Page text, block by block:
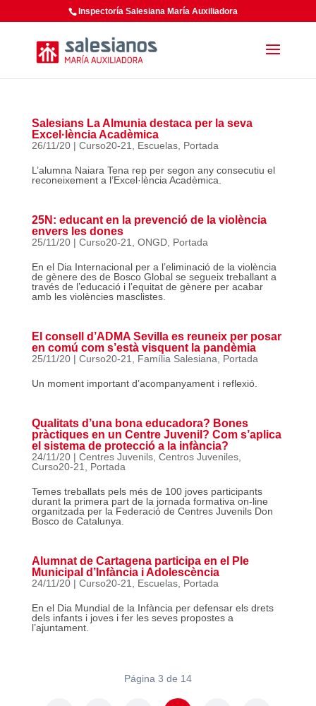
Inspectoría Salesiana María Auxiliadora
Salesians La Almunia destaca per la seva
Excel·lència Acadèmica
26/11/20| Curso20-21 Escuelas, Portada
L’alumna Naiara Tena rep per segon any consecutiu el
reconeixement a l’Excel·lència Acadèmica.
25N: educant en la prevenció de la violència
envers les dones
25/11/20| Curso20-21 ONGD, Portada
En el Dia Internacional per a l’eliminació de la violència
de gènere des de Bosco Global se segueix treballant a
través de l’educació i l’equitat de gènere per acabar
amb les violències masclistes.
El consell d’ADMA Sevilla es reuneix per posar
en comú com s’està visquent la pandèmia
25/11/20| Curso20-21 Família Salesiana Portada
Un moment important d’acompanyament i reflexió.
Qualitats d’una bona educadora? Bones
pràctiques en un Centre Juvenil? Com s’aplica
el sistema de protecció a la infància?
24/11/20| Centres Juvenils, Centros Juveniles,
Curso20-21
Portada
Temes treballats pels més de 100 joves participants
durant la primera part de la jornada formativa on-line
organitzada per la Federació de Centres Juvenils Don
Bosco de Catalunya.
Alumnat de Cartagena participa en el Ple
Municipal d’Infància i Adolescència
24/11/20| Curso20-21 Escuelas, Portada
En el Dia Mundial de la Infància per defensar els drets
dels infants i joves i fer les seves propostes a
l’ajuntament.
Página 3 de 14